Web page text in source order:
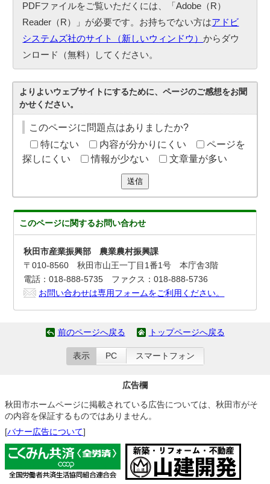
PDFファイルをご覧いただくには、「Adobe（R）
Reader（R）」が必要です。お持ちでない方はアドビ
システムズ社のサイト（新しいウィンドウ）からダウ
ンロード（無料）してください。
よりよいウェブサイトにするために、ページのご感想をお聞
かせください。
このページに問題点はありましたか?
特にない
内容が分かりにくい
ページを
探しにくい
情報が少ない 文章量が多い
送信
このページに関するお問い合わせ
秋田市産業振興部 農業農村振興課
〒010-8560 秋田市山王一丁目1番1号 本庁舎3階
電話：018-888-5735 ファクス：018-888-5736
お問い合わせは専用フォームをご利用ください。
前のページへ戻る トップページへ戻る
表示 PC スマートフォン
広告欄
秋田市ホームページに掲載されている広告については、秋田市がそ
の内容を保証するものではありません。
[バナー広告について]